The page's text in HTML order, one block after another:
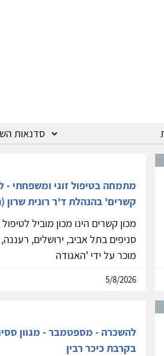
מתמחה בטיפול זוגי ומשפחתי -
קשרים' בהנהלת ד'ר רונית שרון
מכון קשרים הינו מכון מוביל
סניפים בתל אביב, ירושלים,
מוכר על ידי 'האגודה
5/8/2026
להשכרה - מספטמבר - מגוון
בקרבת כיכר רבין